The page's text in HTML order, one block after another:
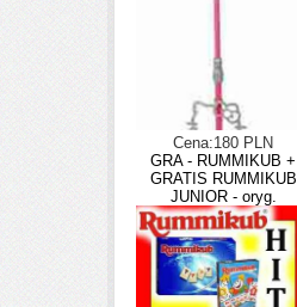
Cena:180 PLN
GRA - RUMMIKUB +
GRATIS RUMMIKUB
JUNIOR - oryg.